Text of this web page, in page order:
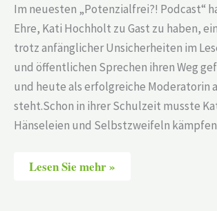
Im neuesten „Potenzialfrei?! Podcast“
Ehre, Kati Hochholt zu Gast zu haben,
trotz anfänglicher Unsicherheiten im
und öffentlichen Sprechen ihren Weg
und heute als erfolgreiche Moderatorin
steht.Schon in ihrer Schulzeit musste
Hänseleien und Selbstzweifeln
Lesen Sie mehr »